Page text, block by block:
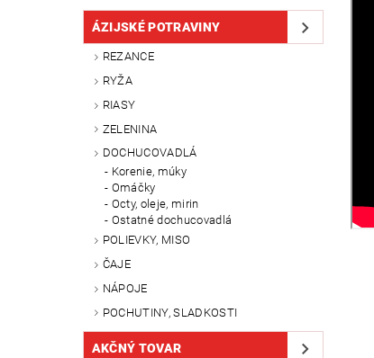
ÁZIJSKÉ POTRAVINY
REZANCE
RYŽA
RIASY
ZELENINA
DOCHUCOVADLÁ
Korenie, múky
Omáčky
Octy, oleje, mirin
Ostatné dochucovadlá
POLIEVKY, MISO
ČAJE
NÁPOJE
POCHUTINY, SLADKOSTI
AKČNÝ TOVAR